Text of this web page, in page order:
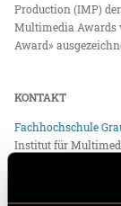
Production (IMP)
Multimedia Awards
Award»
KONTAKT
Fachhochschule
Institut für